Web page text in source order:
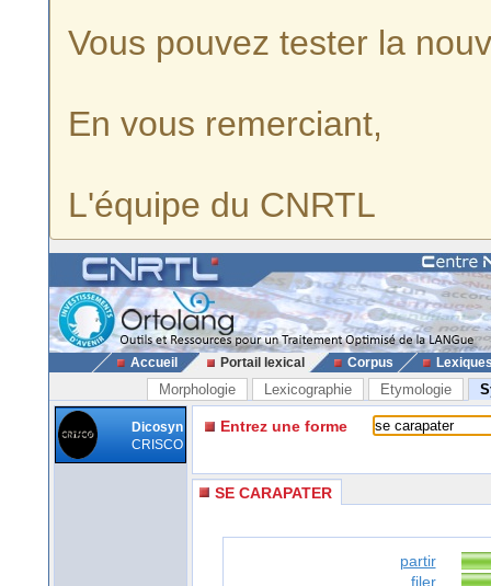
Vous pouvez tester la
En vous remerciant,
L'équipe du CNRTL
Accueil Portail lexical Corpus
Morphologie Lexicographie Etymologie
Dicosyn
CRISCO
Entrez une forme
SE CARAPATER
partir
filer